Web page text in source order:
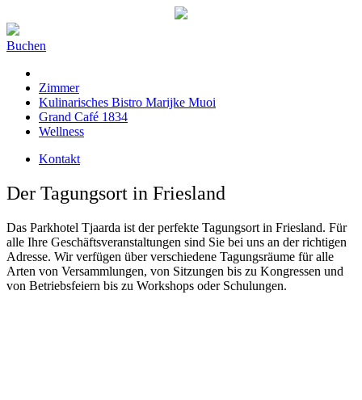
Buchen
Zimmer
Kulinarisches Bistro Marijke Muoi
Grand Café 1834
Wellness
Kontakt
Der Tagungsort in Friesland
Das Parkhotel Tjaarda ist der perfekte Tagungsort in Friesland. Für
alle Ihre Geschäftsveranstaltungen sind Sie bei uns an der richtigen
Adresse. Wir verfügen über verschiedene Tagungsräume für alle
Arten von Versammlungen, von Sitzungen bis zu Kongressen und
von Betriebsfeiern bis zu Workshops oder Schulungen.